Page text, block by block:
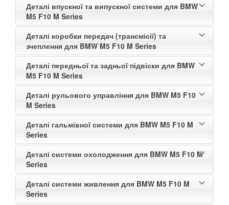
Деталі впускної та випускної системи для BMW
M5 F10 M Series
Деталі коробки передач (трансмісії) та
зчеплення для BMW M5 F10 M Series
Деталі передньої та задньої підвіски для BMW
M5 F10 M Series
Деталі рульового управління для BMW M5 F10
M Series
Деталі гальмівної системи для BMW M5 F10 M
Series
Деталі системи охолодження для BMW M5 F10 M
Series
Деталі системи живлення для BMW M5 F10 M
Series